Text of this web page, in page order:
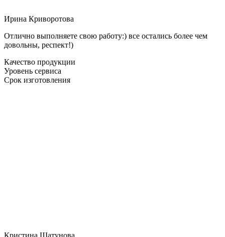
Ирина Криворотова
Отлично выполняете свою работу:) все остались более чем
довольны, респект!)
Качество продукции
Уровень сервиса
Срок изготовления
Кристина Шатунова